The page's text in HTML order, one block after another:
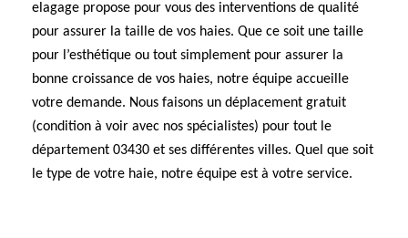
elagage propose pour vous des interventions de qualité
pour assurer la taille de vos haies. Que ce soit une taille
pour l’esthétique ou tout simplement pour assurer la
bonne croissance de vos haies, notre équipe accueille
votre demande. Nous faisons un déplacement gratuit
(condition à voir avec nos spécialistes) pour tout le
département 03430 et ses différentes villes. Quel que soit
le type de votre haie, notre équipe est à votre service.